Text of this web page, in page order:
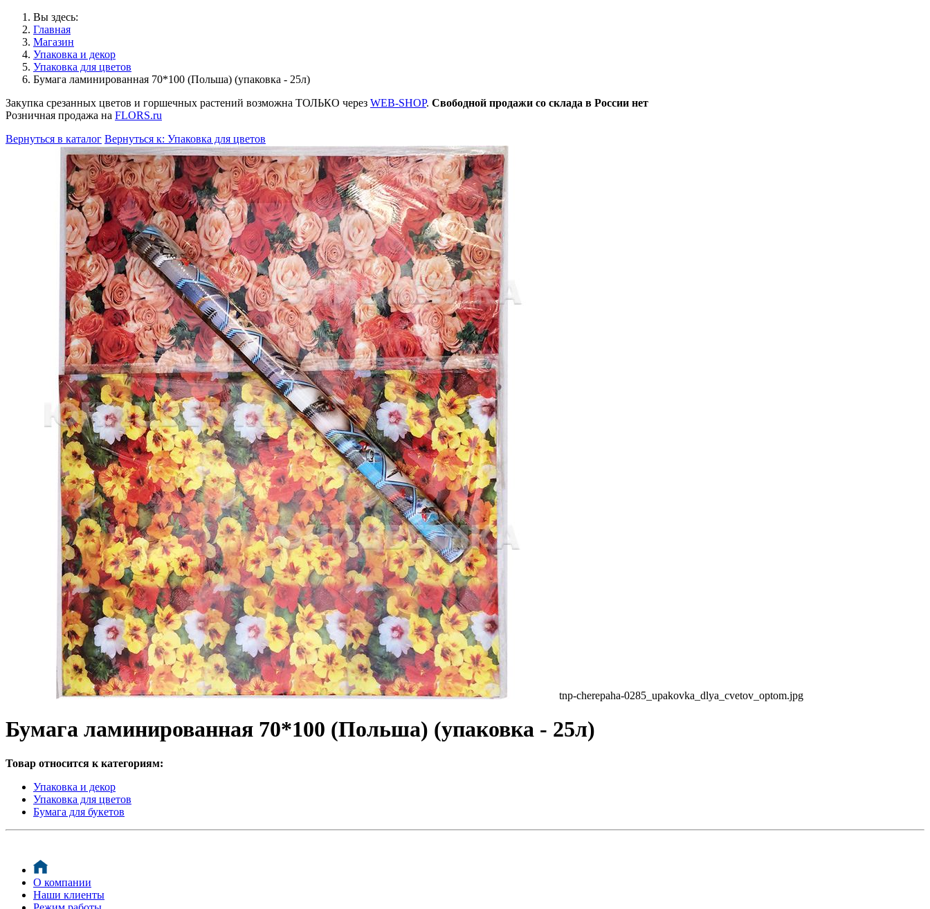
Вы здесь:
Главная
Магазин
Упаковка и декор
Упаковка для цветов
Бумага ламинированная 70*100 (Польша) (упаковка - 25л)
Закупка срезанных цветов и горшечных растений возможна ТОЛЬКО через WEB-SHOP. Свободной продажи со склада в России нет
Розничная продажа на FLORS.ru
Вернуться в каталог Вернуться к: Упаковка для цветов
tnp-cherepaha-0285_upakovka_dlya_cvetov_optom.jpg
Бумага ламинированная 70*100 (Польша) (упаковка - 25л)
Товар относится к категориям:
Упаковка и декор
Упаковка для цветов
Бумага для букетов
О компании
Наши клиенты